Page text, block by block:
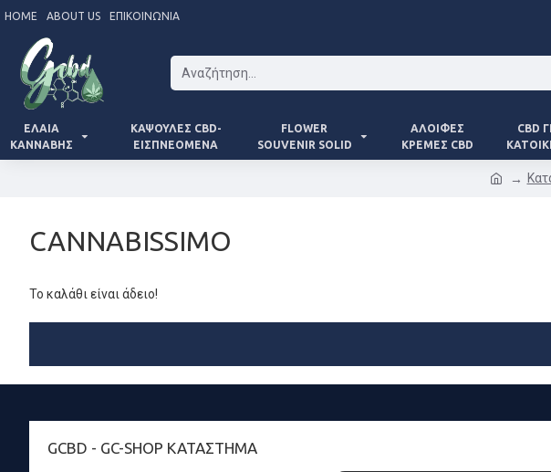
HOME ABOUT US ΕΠΙΚΟΙΝΩΝΊΑ
ΈΛΑΙΑ
ΚΆΝΝΑΒΗΣ
ΚΆΨΟΥΛΕΣ CBD-
ΕΙΣΠΝΕΌΜΕΝΑ
FLOWER
SOUVENIR SOLID
ΑΛΟΙΦΈΣ
ΚΡΈΜΕΣ CBD
CBD
CANNABISSIMO
Το καλάθι είναι άδειο!
GCBD - GC-SHOP ΚΑΤΆΣΤΗΜΑ